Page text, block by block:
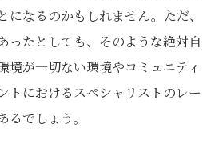
なるのかもしれません。ただ、
ったとしても、そのような絶対自
境が一切ない環境やコミュニティ
トにおけるスペシャリストのレー
でしょう。